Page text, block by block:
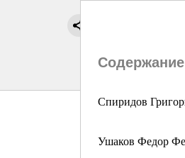
Содержание
Спиридов
Ушаков Федор